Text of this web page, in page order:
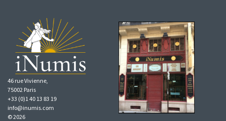
46 rue Vivienne,
75002 Paris
+33 (0)1 40 13 83 19
info@inumis.com
© 2026